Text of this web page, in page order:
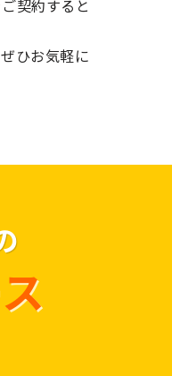
契約すると
ひお気軽に